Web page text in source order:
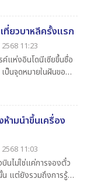
มงเพื่อจะได้ปรับ
ะยังช่วยให้สื่อสาร
วามนี้ได้รวบรวมข้อมูล
งจากประเทศอื่น มา
ที่ยวบาหลีครั้งแรก
11:23
ค์แห่งอินโดนีเซียขึ้นชื่อ
เป็นจุดหมายในฝันของ
ปบาหลีครั้งแรกและยัง
ทัวร์365วัน) ได้
ให้แล้ว
ห้ามนำขึ้นเครื่อง
11:03
นไม่ใช่แค่การจองตั๋ว
แต่ยังรวมถึงการรู้